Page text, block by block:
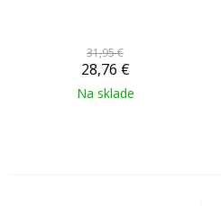
31,95 €
28,76 €
Na sklade